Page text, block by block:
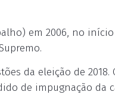
em 2006, no
da eleição de
de impugnação da